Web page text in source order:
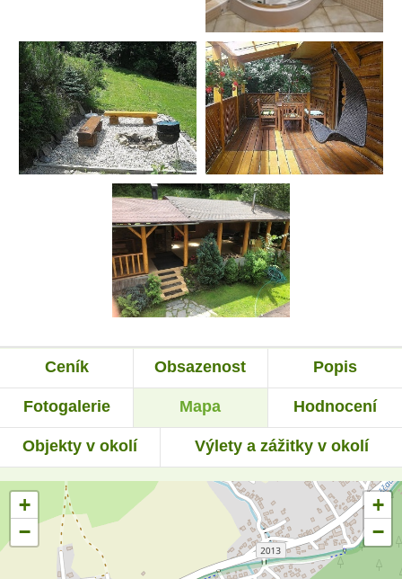
Ceník Obsazenost Popis
Fotogalerie Mapa Hodnocení
Objekty v okolí Výlety a zážitky v okolí
+
−
+
−